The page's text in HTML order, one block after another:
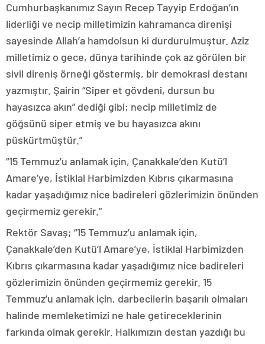
Cumhurbaşkanımız Sayın Recep Tayyip Erdoğan’ın
liderliği ve necip milletimizin kahramanca direnişi
sayesinde Allah’a hamdolsun ki durdurulmuştur. Aziz
milletimiz o gece, dünya tarihinde çok az görülen bir
sivil direniş örneği göstermiş, bir demokrasi destanı
yazmıştır. Şairin “Siper et gövdeni, dursun bu
hayasızca akın” dediği gibi; necip milletimiz de
göğsünü siper etmiş ve bu hayasızca akını
püskürtmüştür.”
“15 Temmuz’u anlamak için, Çanakkale’den Kutü’l
Amare’ye, İstiklal Harbimizden Kıbrıs çıkarmasına
kadar yaşadığımız nice badireleri gözlerimizin önünden
geçirmemiz gerekir.”
Rektör Savaş; “15 Temmuz’u anlamak için,
Çanakkale’den Kutü’l Amare’ye, İstiklal Harbimizden
Kıbrıs çıkarmasına kadar yaşadığımız nice badireleri
gözlerimizin önünden geçirmemiz gerekir. 15
Temmuz’u anlamak için, darbecilerin başarılı olmaları
halinde memleketimizi ne hale getireceklerinin
farkında olmak gerekir. Halkımızın destan yazdığı bu